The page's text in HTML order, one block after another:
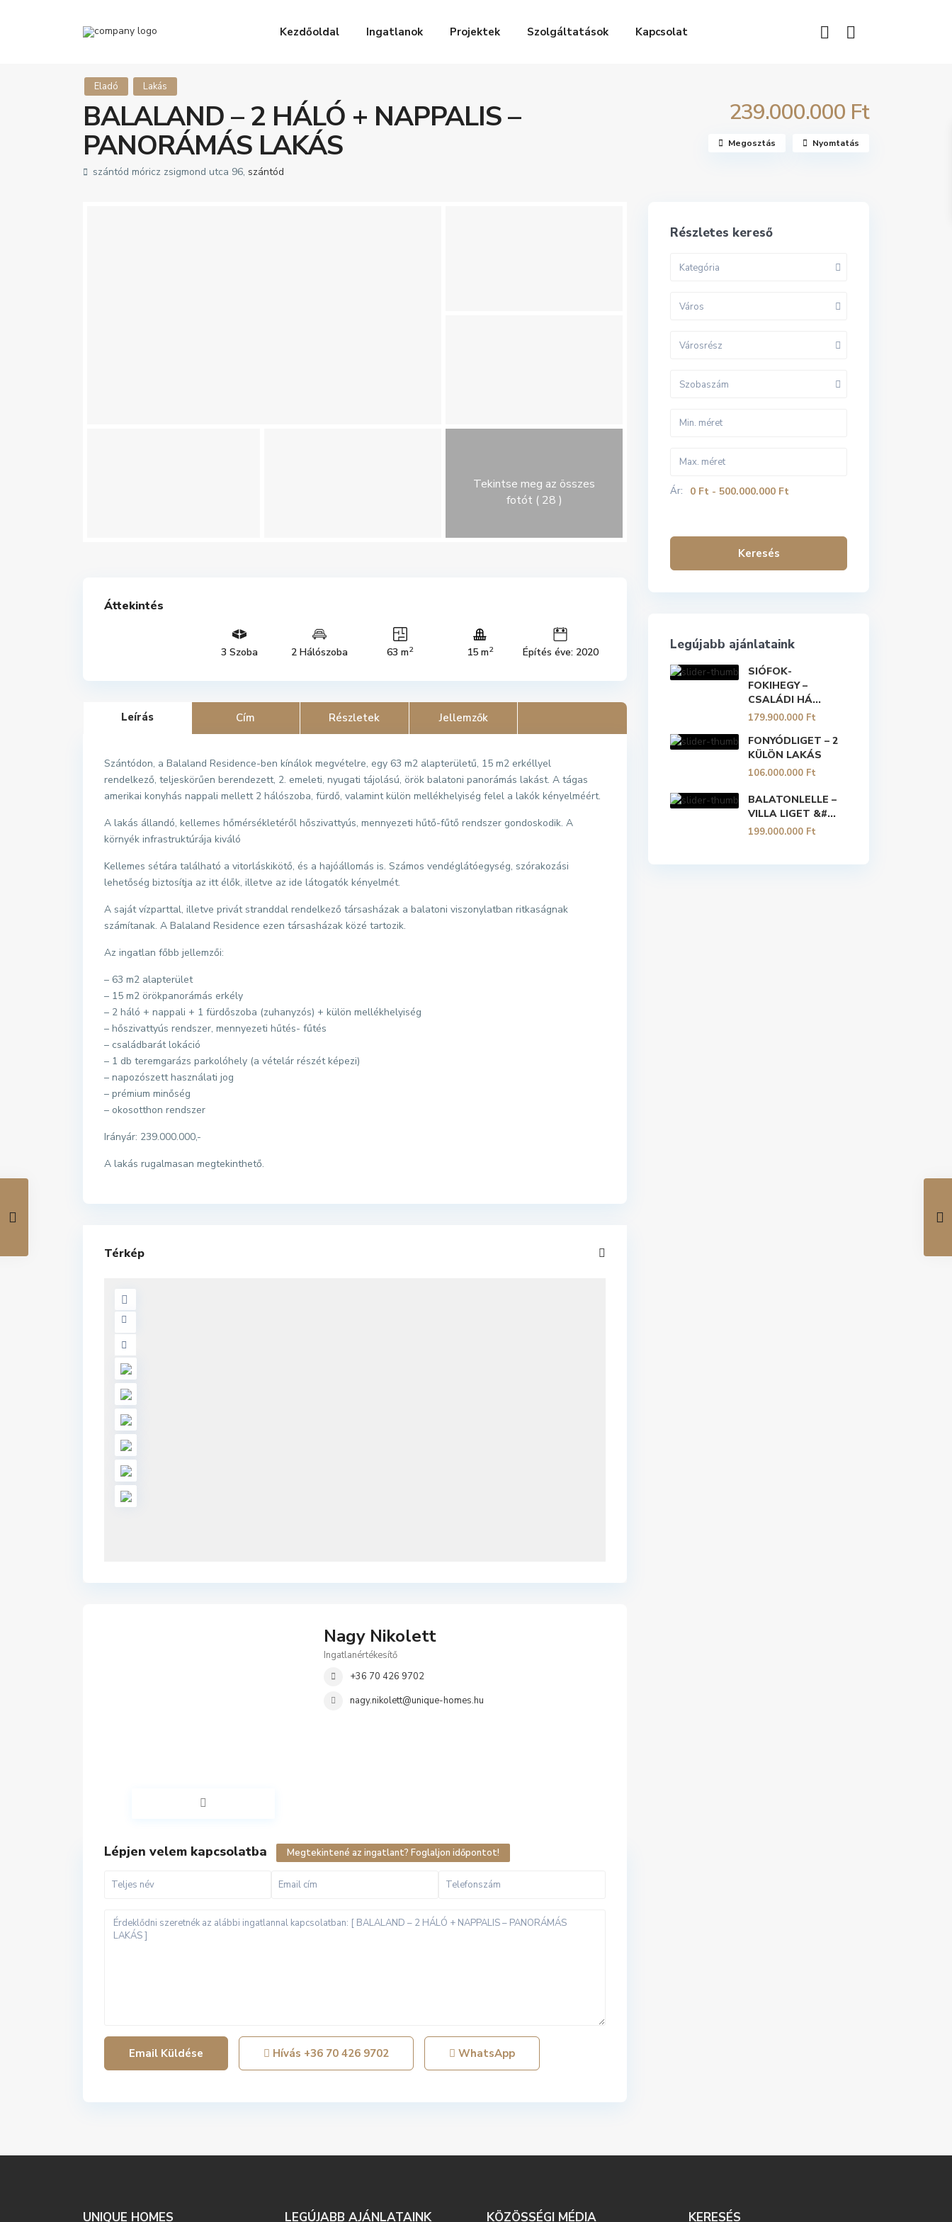
Kezdőoldal Ingatlanok Projektek Szolgáltatások Kapcsolat
Eladó Lakás
BALALAND – 2 HÁLÓ + NAPPALIS –
PANORÁMÁS LAKÁS
239.000.000 Ft
szántód móricz zsigmond utca 96, szántód
Megosztás Nyomtatás
Tekintse meg az összes
fotót ( 28 )
Áttekintés
3 Szoba 2 Hálószoba 63 m2 15 m2 Építés éve: 2020
Leírás Cím Részletek Jellemzők
Szántódon, a Balaland Residence-ben kínálok megvételre, egy 63 m2 alapterületű, 15 m2 erkéllyel
rendelkező, teljeskörűen berendezett, 2. emeleti, nyugati tájolású, örök balatoni panorámás lakást. A tágas
amerikai konyhás nappali mellett 2 hálószoba, fürdő, valamint külön mellékhelyiség felel a lakók kényelméért.
A lakás állandó, kellemes hőmérsékletéről hőszivattyús, mennyezeti hűtő-fűtő rendszer gondoskodik. A
környék infrastruktúrája kiváló
Kellemes sétára található a vitorláskikötő, és a hajóállomás is. Számos vendéglátóegység, szórakozási
lehetőség biztosítja az itt élők, illetve az ide látogatók kényelmét.
A saját vízparttal, illetve privát stranddal rendelkező társasházak a balatoni viszonylatban ritkaságnak
számítanak. A Balaland Residence ezen társasházak közé tartozik.
Az ingatlan főbb jellemzői:
– 63 m2 alapterület
– 15 m2 örökpanorámás erkély
– 2 háló + nappali + 1 fürdőszoba (zuhanyzós) + külön mellékhelyiség
– hőszivattyús rendszer, mennyezeti hűtés- fűtés
– családbarát lokáció
– 1 db teremgarázs parkolóhely (a vételár részét képezi)
– napozószett használati jog
– prémium minőség
– okosotthon rendszer
Irányár: 239.000.000,-
A lakás rugalmasan megtekinthető.
Térkép
Nagy Nikolett
Ingatlanértékesítő
+36 70 426 9702
nagy.nikolett@unique-homes.hu
Lépjen velem kapcsolatba Megtekintené az ingatlant? Foglaljon időpontot!
Hívás +36 70 426 9702 WhatsApp
Részletes kereső
Kategória
Város
Városrész
Szobaszám
Ár: 0 Ft - 500.000.000 Ft
Keresés
Legújabb ajánlataink
SIÓFOK-
FOKIHEGY –
CSALÁDI HÁ...
179.900.000 Ft
FONYÓDLIGET – 2
KÜLÖN LAKÁS
106.000.000 Ft
BALATONLELLE –
VILLA LIGET &#...
199.000.000 Ft
UNIQUE HOMES LEGÚJABB AJÁNLATAINK KÖZÖSSÉGI MÉDIA KERESÉS